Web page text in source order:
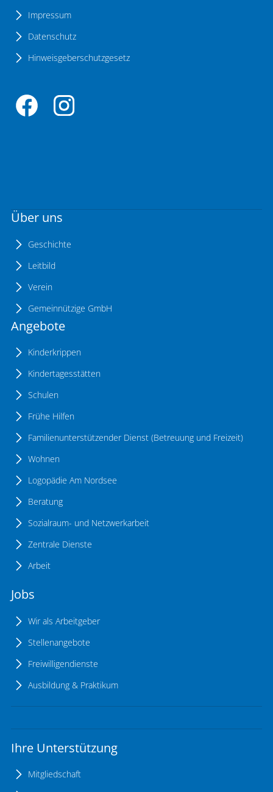
Impressum
Datenschutz
Hinweisgeberschutzgesetz
Über uns
Geschichte
Leitbild
Verein
Gemeinnützige GmbH
Angebote
Kinderkrippen
Kindertagesstätten
Schulen
Frühe Hilfen
Familienunterstützender Dienst (Betreuung und Freizeit)
Wohnen
Logopädie Am Nordsee
Beratung
Sozialraum- und Netzwerkarbeit
Zentrale Dienste
Arbeit
Jobs
Wir als Arbeitgeber
Stellenangebote
Freiwilligendienste
Ausbildung & Praktikum
Ihre Unterstützung
Mitgliedschaft